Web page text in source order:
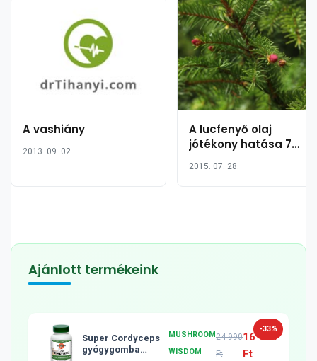
A vashiány
2013. 09. 02.
A lucfenyő olaj
jótékony hatása 7
2015. 07. 28.
Ajánlott termékeink
-33%
Super Cordyceps
gyógygomba
MUSHROOM
WISDOM
24 990
Ft
16 990
Ft